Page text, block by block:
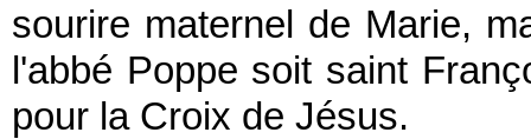
sourire maternel de Marie,
l'abbé Poppe soit saint
pour la Croix de Jésus.